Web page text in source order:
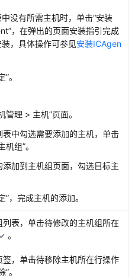
没有所需主机时，单击“安装
，在弹出的页面安装指引完成
装，具体操作可参见安装ICAgen
。
管理 > 主机”页面。
表中勾选需要添加的主机，单击
机组”。
添加到主机组页面，勾选目标主
”，完成主机的添加。
列表，单击待修改的主机组所在
。
签，单击待移除主机所在行操作
。